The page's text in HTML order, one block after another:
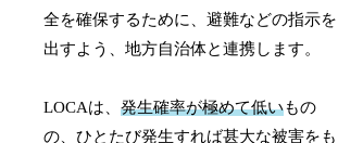
全を確保するために、避難などの指示を
出すよう、地方自治体と連携します。
LOCAは、発生確率が極めて低いもの
の、ひとたび発生すれば甚大な被害をも